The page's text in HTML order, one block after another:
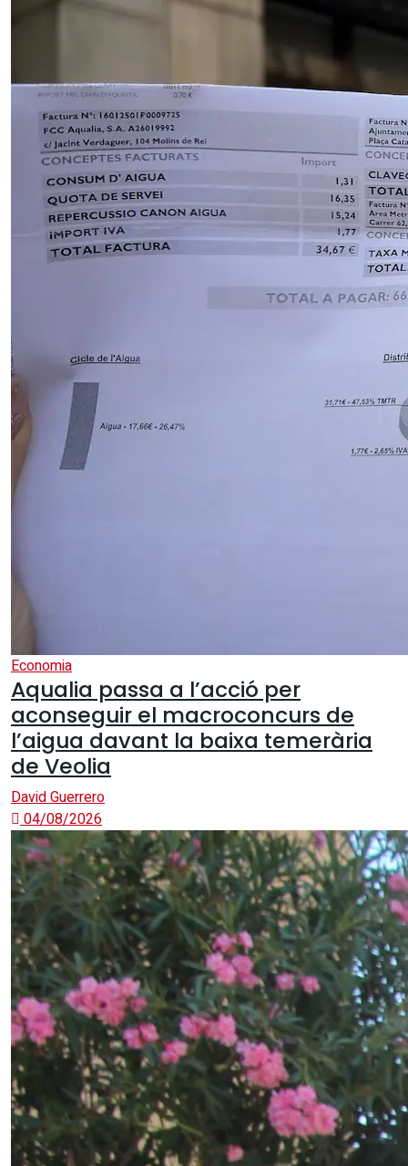
Economia
Aqualia passa a l’acció per
aconseguir el macroconcurs de
l’aigua davant la baixa temerària
de Veolia
David Guerrero
04/08/2026